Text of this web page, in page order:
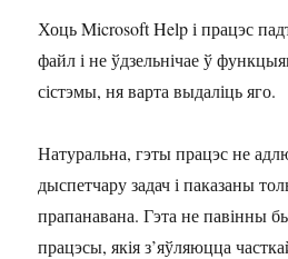
Хоць Microsoft Help і працэс
файл і не ўдзельнічае ў
сістэмы, ня варта выдаліць яго.
Натуральна, гэты працэс не
дыспетчару задач і паказаны
прапанавана. Гэта не павінны
працэсы, якія з’яўляюцца